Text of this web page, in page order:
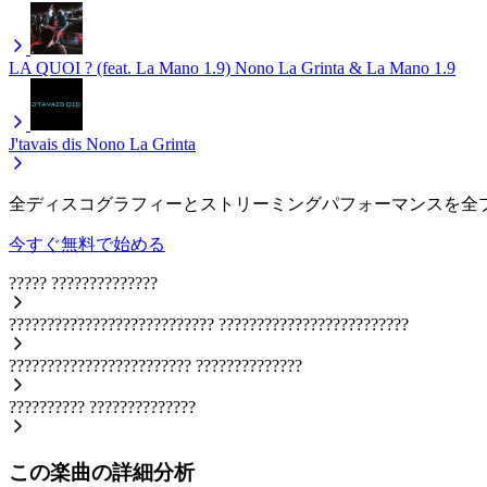
LA QUOI ? (feat. La Mano 1.9) Nono La Grinta & La Mano 1.9
J'tavais dis Nono La Grinta
全ディスコグラフィーとストリーミングパフォーマンスを全
今すぐ無料で始める
????? ??????????????
??????????????????????????? ?????????????????????????
???????????????????????? ??????????????
?????????? ??????????????
この楽曲の詳細分析